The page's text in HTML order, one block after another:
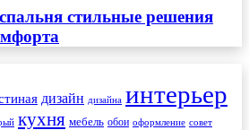
стильные решения
дизайн дизайна интерьер
кухня мебель обои оформление совет